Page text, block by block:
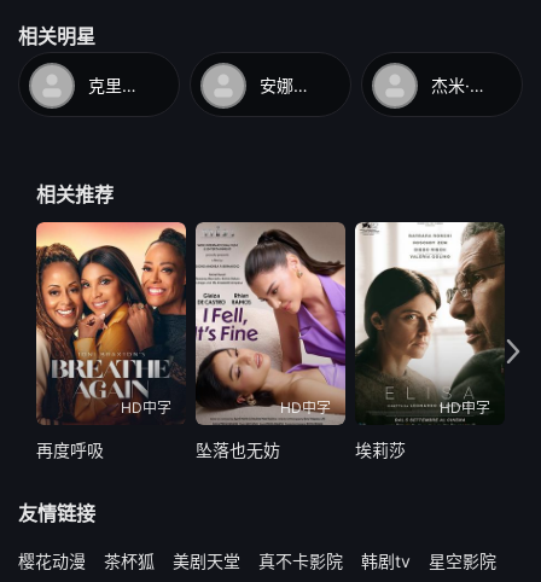
相关明星
克里斯·斯皮内利 安娜贝尔·斯托姆 杰米·格雷夫
相关推荐
HD中字
再度呼吸
HD中字
坠落也无妨
HD中字
埃莉莎
友情链接
樱花动漫 茶杯狐 美剧天堂 真不卡影院 韩剧tv 星空影院